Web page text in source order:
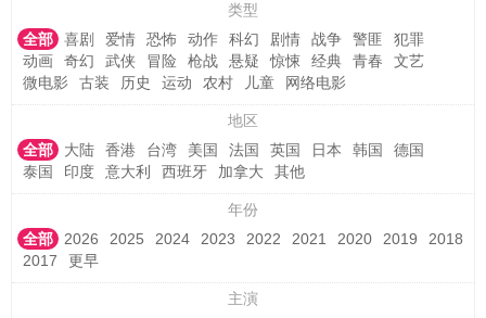
类型
全部
喜剧 爱情 恐怖 动作 科幻 剧情 战争 警匪
犯罪
动画
奇幻 武侠 冒险 枪战 悬疑 惊悚 经典 青春
文艺
微电影
古装 历史 运动 农村 儿童 网络电影
地区
全部
大陆 香港 台湾 美国 法国 英国 日本 韩国
德国
泰国
印度 意大利 西班牙 加拿大 其他
年份
全部
2026 2025 2024 2023 2022 2021 2020 2019
2018
2017
更早
主演